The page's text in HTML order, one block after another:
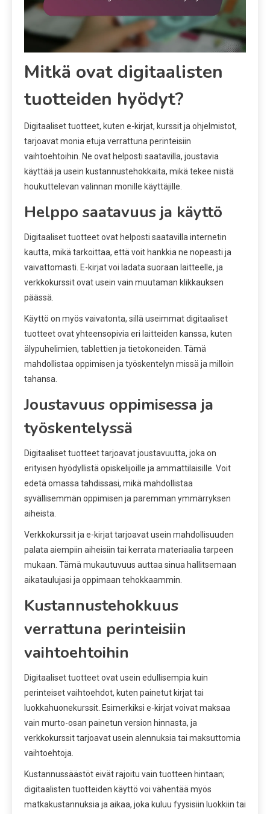
Mitkä ovat digitaalisten
tuotteiden hyödyt?
Digitaaliset tuotteet, kuten e-kirjat, kurssit ja ohjelmistot,
tarjoavat monia etuja verrattuna perinteisiin
vaihtoehtoihin. Ne ovat helposti saatavilla, joustavia
käyttää ja usein kustannustehokkaita, mikä tekee niistä
houkuttelevan valinnan monille käyttäjille.
Helppo saatavuus ja käyttö
Digitaaliset tuotteet ovat helposti saatavilla internetin
kautta, mikä tarkoittaa, että voit hankkia ne nopeasti ja
vaivattomasti. E-kirjat voi ladata suoraan laitteelle, ja
verkkokurssit ovat usein vain muutaman klikkauksen
päässä.
Käyttö on myös vaivatonta, sillä useimmat digitaaliset
tuotteet ovat yhteensopivia eri laitteiden kanssa, kuten
älypuhelimien, tablettien ja tietokoneiden. Tämä
mahdollistaa oppimisen ja työskentelyn missä ja milloin
tahansa.
Joustavuus oppimisessa ja
työskentelyssä
Digitaaliset tuotteet tarjoavat joustavuutta, joka on
erityisen hyödyllistä opiskelijoille ja ammattilaisille. Voit
edetä omassa tahdissasi, mikä mahdollistaa
syvällisemmän oppimisen ja paremman ymmärryksen
aiheista.
Verkkokurssit ja e-kirjat tarjoavat usein mahdollisuuden
palata aiempiin aiheisiin tai kerrata materiaalia tarpeen
mukaan. Tämä mukautuvuus auttaa sinua hallitsemaan
aikataulujasi ja oppimaan tehokkaammin.
Kustannustehokkuus
verrattuna perinteisiin
vaihtoehtoihin
Digitaaliset tuotteet ovat usein edullisempia kuin
perinteiset vaihtoehdot, kuten painetut kirjat tai
luokkahuonekurssit. Esimerkiksi e-kirjat voivat maksaa
vain murto-osan painetun version hinnasta, ja
verkkokurssit tarjoavat usein alennuksia tai maksuttomia
vaihtoehtoja.
Kustannussäästöt eivät rajoitu vain tuotteen hintaan;
digitaalisten tuotteiden käyttö voi vähentää myös
matkakustannuksia ja aikaa, joka kuluu fyysisiin luokkiin tai